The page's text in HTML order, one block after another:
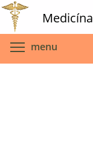
Skip
main
contentmenu